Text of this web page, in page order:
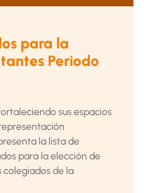
para la
Periodo
sus espacios
la lista de
para la elección de
de la